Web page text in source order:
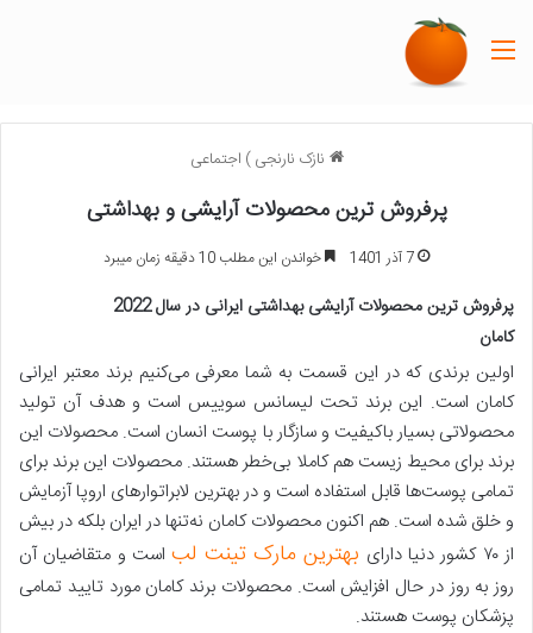
نازک نارنجی ) اجتماعی
پرفروش ترین محصولات آرایشی و بهداشتی
7 آذر 1401 خواندن این مطلب 10 دقیقه زمان میبرد
پرفروش ترین محصولات آرایشی بهداشتی ایرانی در سال 2022
کامان
اولین برندی که در این قسمت به شما معرفی می‌کنیم برند معتبر ایرانی
کامان است. این برند تحت لیسانس سوییس است و هدف آن تولید
محصولاتی بسیار باکیفیت و سازگار با پوست انسان است. محصولات این
برند برای محیط زیست هم کاملا بی‌خطر هستند. محصولات این برند برای
تمامی پوست‌ها قابل استفاده است و در بهترین لابراتوارهای اروپا آزمایش
و خلق شده است. هم اکنون محصولات کامان نه‌تنها در ایران بلکه در بیش
از ۷۰ کشور دنیا دارای
بهترین مارک تینت لباست و متقاضیان آن
روز به روز در حال افزایش است. محصولات برند کامان مورد تایید تمامی
پزشکان پوست هستند.